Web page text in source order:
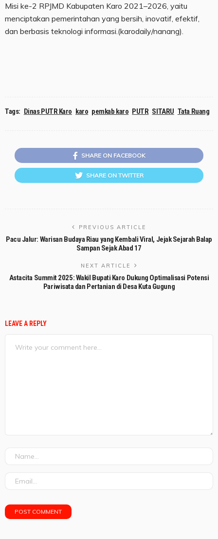
Misi ke-2 RPJMD Kabupaten Karo 2021–2026, yaitu
menciptakan pemerintahan yang bersih, inovatif, efektif,
dan berbasis teknologi informasi.(karodaily/nanang).
Tags: Dinas PUTR Karo karo pemkab karo PUTR SITARU Tata Ruang
SHARE ON FACEBOOK
SHARE ON TWITTER
PREVIOUS ARTICLE
Pacu Jalur: Warisan Budaya Riau yang Kembali Viral, Jejak Sejarah Balap
Sampan Sejak Abad 17
NEXT ARTICLE
Astacita Summit 2025: Wakil Bupati Karo Dukung Optimalisasi Potensi
Pariwisata dan Pertanian di Desa Kuta Gugung
LEAVE A REPLY